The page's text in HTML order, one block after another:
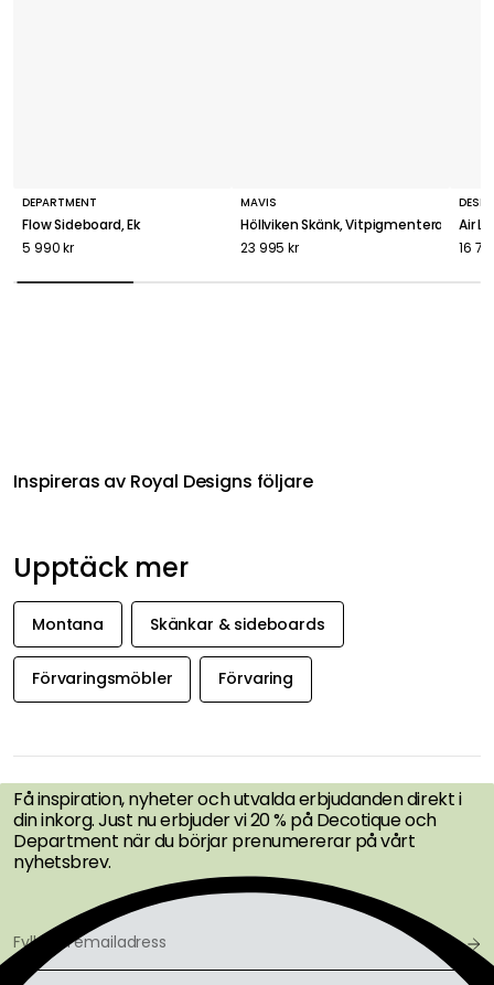
DEPARTMENT
Flow Sideboard, Ek
5 990 kr
MAVIS
Höllviken Skänk, Vitpigmenterad Ek
23 995 kr
Air
16
Inspireras av Royal Designs följare
Upptäck mer
Montana Skänkar & sideboards
Förvaringsmöbler Förvaring
FÅ INSPIRATION &
ERBJUDANDEN FÖRST
Få inspiration, nyheter och utvalda erbjudanden direkt i
din inkorg. Just nu erbjuder vi 20 % på Decotique och
Department när du börjar prenumererar på vårt
nyhetsbrev.